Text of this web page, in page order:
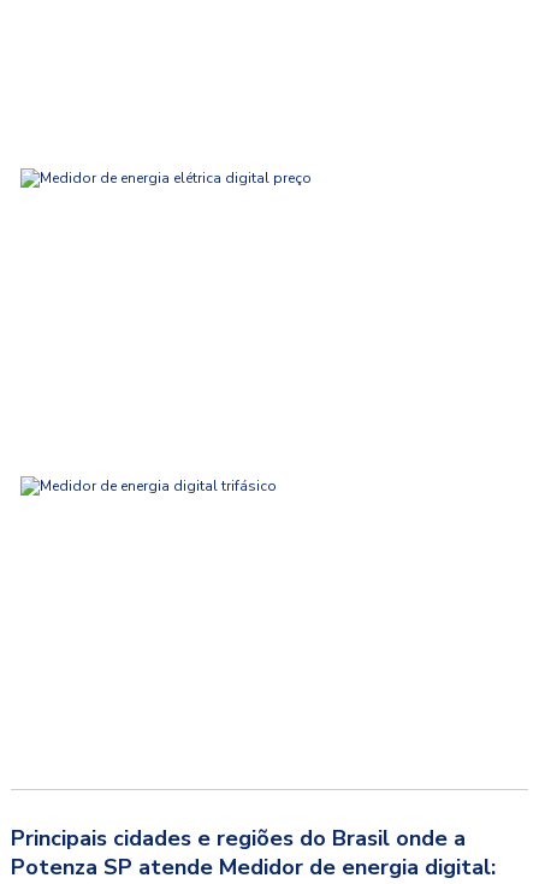
Principais cidades e regiões do Brasil onde a
Potenza SP atende Medidor de energia digital: